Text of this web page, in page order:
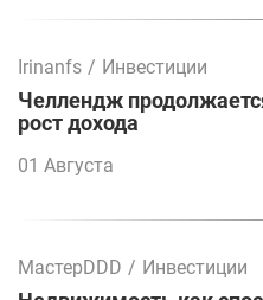
Irinanfs / Инвестиции
Челлендж
рост дохода
01 Августа
МастерDDD / Инвестиции